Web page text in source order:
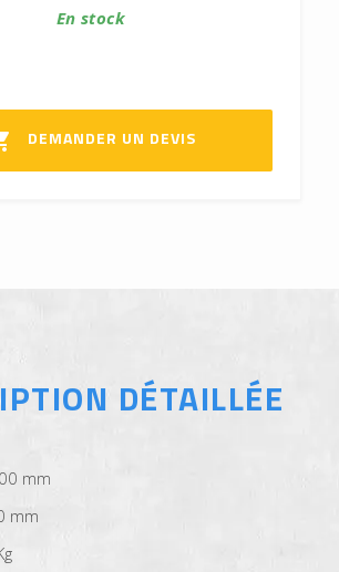
En stock
DEMANDER UN DEVIS
DÉTAILLÉE
mm
mm